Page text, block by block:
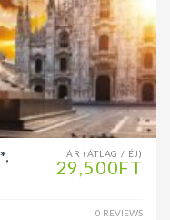
ÁR (ÁTLAG / ÉJ)
29,500FT
0 REVIEWS